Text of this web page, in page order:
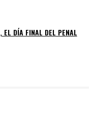
EL DÍA FINAL DEL PENAL